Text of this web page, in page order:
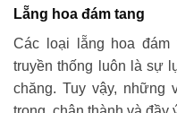
Lẵng hoa đám tang
Các loại lẵng hoa
truyền thống luôn là sự
chăng. Tuy vậy, những